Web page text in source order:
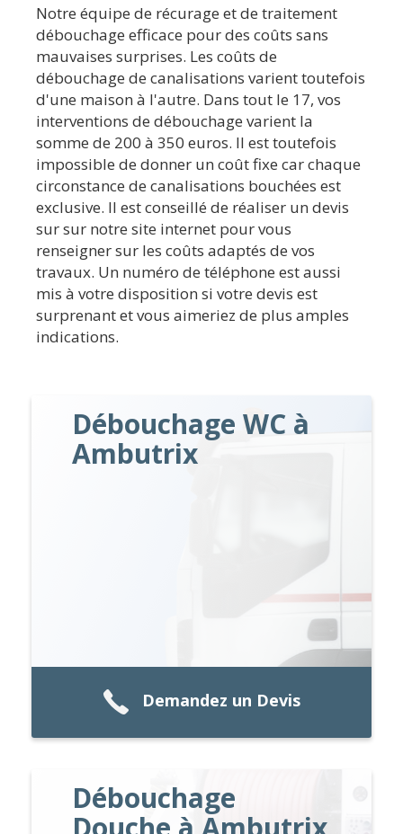
Notre équipe de récurage et de traitement
débouchage efficace pour des coûts sans
mauvaises surprises. Les coûts de
débouchage de canalisations varient toutefois
d'une maison à l'autre. Dans tout le 17, vos
interventions de débouchage varient la
somme de 200 à 350 euros. Il est toutefois
impossible de donner un coût fixe car chaque
circonstance de canalisations bouchées est
exclusive. Il est conseillé de réaliser un devis
sur sur notre site internet pour vous
renseigner sur les coûts adaptés de vos
travaux. Un numéro de téléphone est aussi
mis à votre disposition si votre devis est
surprenant et vous aimeriez de plus amples
indications.
Débouchage WC à
Ambutrix
Demandez un Devis
Débouchage